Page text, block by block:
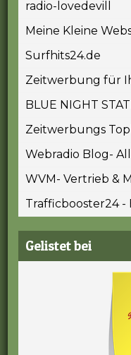
radio-lovedevill
Meine Kleine
Surfhits24.de
Zeitwerbung für
BLUE NIGHT
Zeitwerbungs
Webradio Blog-
WVM- Vertrieb &
Trafficbooster24 -
Gelistet bei